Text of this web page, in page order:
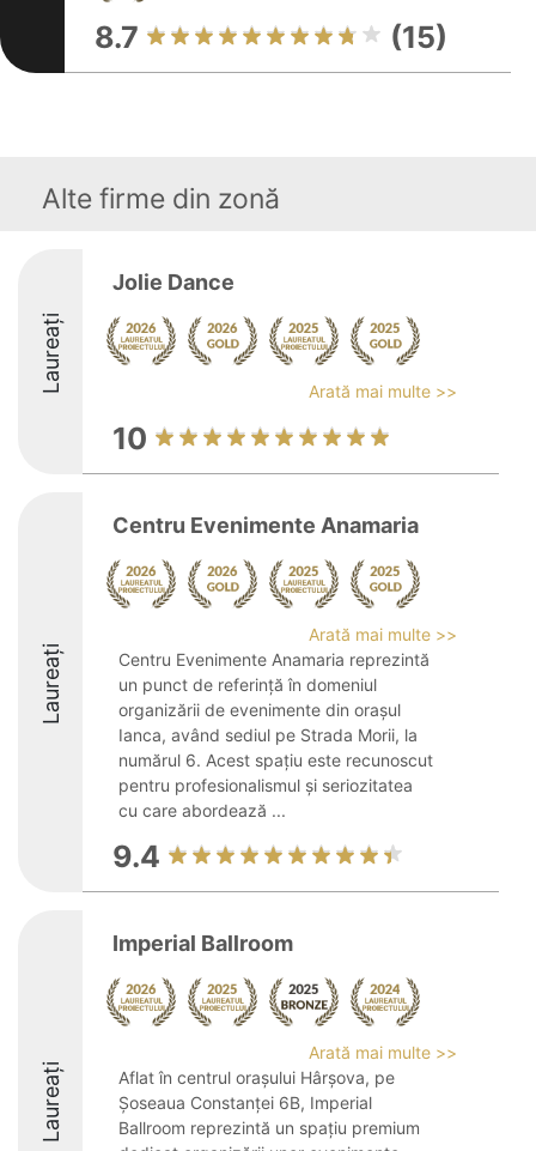
8.7 (15)
Alte firme din zonă
Laureați
Jolie Dance
Arată mai multe >>
10
Laureați
Centru Evenimente Anamaria
Arată mai multe >>
Centru Evenimente Anamaria reprezintă
un punct de referință în domeniul
organizării de evenimente din orașul
Ianca, având sediul pe Strada Morii, la
numărul 6. Acest spațiu este recunoscut
pentru profesionalismul și seriozitatea
cu care abordează ...
9.4
Laureați
Imperial Ballroom
Arată mai multe >>
Aflat în centrul orașului Hârșova, pe
Şoseaua Constanţei 6B, Imperial
Ballroom reprezintă un spațiu premium